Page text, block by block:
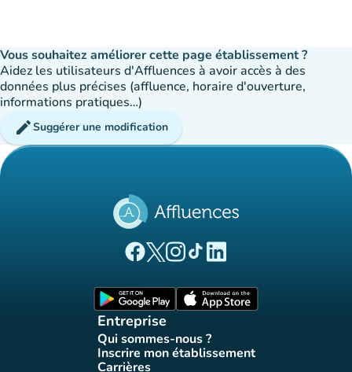
Vous souhaitez améliorer cette page établissement ?
Aidez les utilisateurs d'Affluences à avoir accès à des
données plus précises (affluence, horaire d'ouverture,
informations pratiques…)
editSuggérer une modification
(nouvel onglet)
(nouvel onglet)
(nouvel onglet)
(nouvel onglet)
(nouvel onglet)
Entreprise
Qui sommes-nous ?
(nouvel onglet)
Inscrire mon établissement
(nouvel onglet)
Carrières